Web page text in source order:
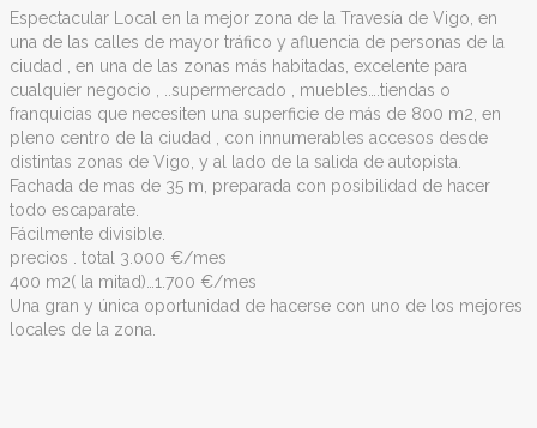
Espectacular Local en la mejor zona de la Travesía de Vigo, en
una de las calles de mayor tráfico y afluencia de personas de la
ciudad , en una de las zonas más habitadas, excelente para
cualquier negocio , ..supermercado , muebles….tiendas o
franquicias que necesiten una superficie de más de 800 m2, en
pleno centro de la ciudad , con innumerables accesos desde
distintas zonas de Vigo, y al lado de la salida de autopista.
Fachada de mas de 35 m, preparada con posibilidad de hacer
todo escaparate.
Fácilmente divisible.
precios . total 3.000 €/mes
400 m2( la mitad)…1.700 €/mes
Una gran y única oportunidad de hacerse con uno de los mejores
locales de la zona.